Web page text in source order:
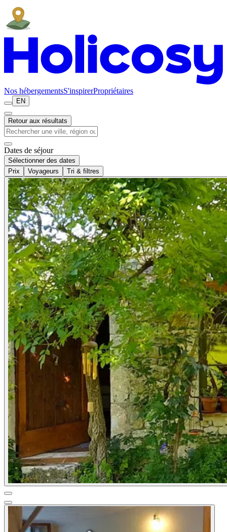
Nos hébergementsS'inspirerPropriétaires
EN
Retour aux résultats
Dates de séjour
Sélectionner des dates
Prix
Voyageurs Tri & filtres